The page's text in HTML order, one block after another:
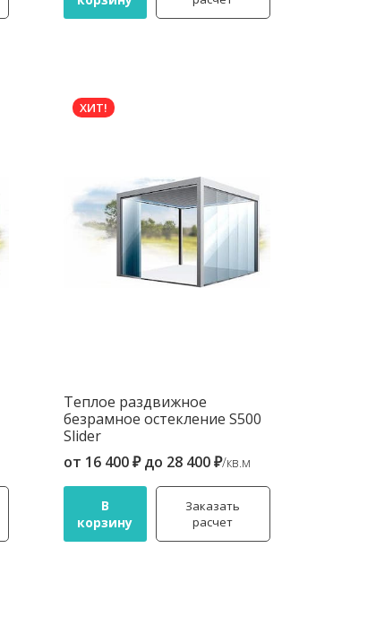
ХИТ!
Теплое раздвижное
безрамное остекление S500
Slider
от 16 400 ₽до 28 400 ₽/кв.м
В
корзину
Заказать
расчет